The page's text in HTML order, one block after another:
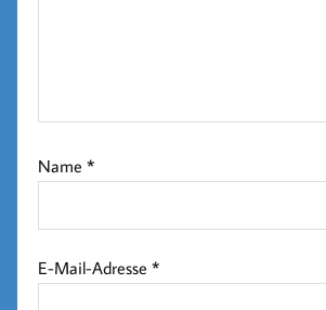
Name*
E-Mail-Adresse*